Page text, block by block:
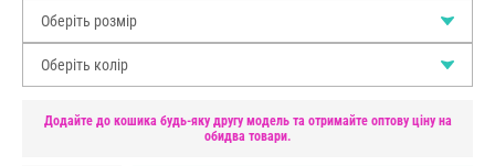
Оберіть розмір
Оберіть колір
Додайте до кошика будь-яку другу модель та отримайте оптову ціну на
обидва товари.